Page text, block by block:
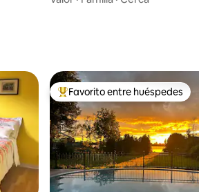
destacados Favorito entre los huéspedes
Favorito entre huéspedes